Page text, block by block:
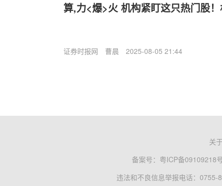
算,力<爆>火 机构紧盯这只热门股
证券时报网 曹晨 2025-08-05 21:44
关
备案号： 粤ICP备09109218
违法和不良信息举报电话：0755-